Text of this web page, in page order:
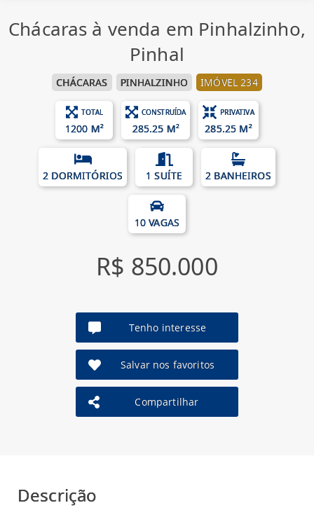
Chácaras à venda em Pinhalzinho,
Pinhal
CHÁCARAS PINHALZINHO IMÓVEL 234
TOTAL
1200 M²
CONSTRUÍDA
285.25 M²
PRIVATIVA
285.25 M²
2 DORMITÓRIOS 1 SUÍTE 2 BANHEIROS
10 VAGAS
R$ 850.000
Tenho interesse
Salvar nos favoritos
Compartilhar
Descrição